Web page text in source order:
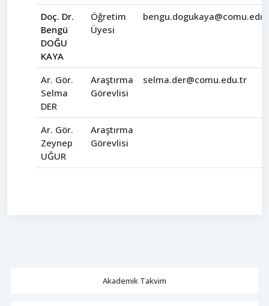
Doç. Dr.
Bengü
DOĞU
KAYA
Öğretim
Üyesi
Ar. Gör.
Selma
DER
Araştırma
Görevlisi
selma.der@comu.edu.tr
Ar. Gör.
Zeynep
UĞUR
Araştırma
Görevlisi
Akademik Takvim